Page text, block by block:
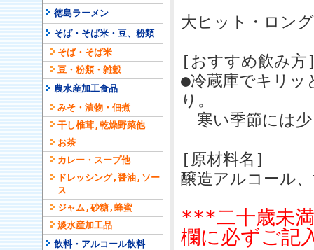
徳島ラーメン
そば・そば米・豆、粉類
そば・そば米
豆・粉類・雑穀
農水産加工食品
みそ・漬物・佃煮
干し椎茸,乾燥野菜他
お茶
カレー・スープ他
ドレッシング,醤油,ソー
ス
ジャム,砂糖,蜂蜜
淡水産加工品
飲料・アルコール飲料
大ヒット・ロン
[おすすめ飲み
●冷蔵庫でキリッ
り。
寒い季節には
[原材料名]
醸造アルコール
***二十歳未
欄に必ずご記